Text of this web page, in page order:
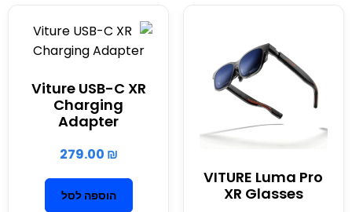
VITURE Luma Pro
XR Glasses
Viture USB-C XR
Charging
Adapter
279.00 ₪
הוספה לסל